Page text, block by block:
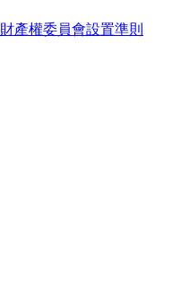
產權委員會設置準則